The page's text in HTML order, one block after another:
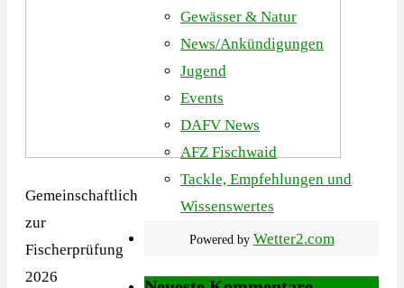
Gemeinschaftlich
zur
Fischerprüfung
2026
Gewässer & Natur
News/Ankündigungen
Jugend
Events
DAFV News
AFZ Fischwaid
Tackle, Empfehlungen und
Wissenswertes
Powered by Wetter2.com